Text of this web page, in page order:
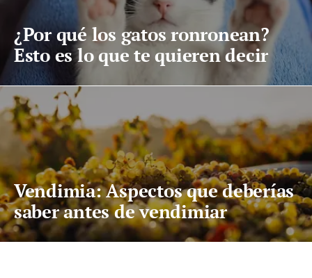
¿Por qué los gatos ronronean?
Esto es lo que te quieren decir
Vendimia: Aspectos que deberías
saber antes de vendimiar